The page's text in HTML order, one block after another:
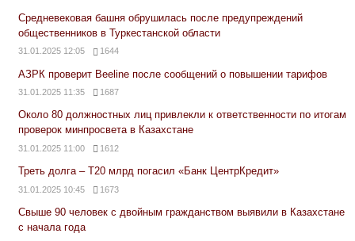
Средневековая башня обрушилась после предупреждений
общественников в Туркестанской области
31.01.2025 12:05 1644
АЗРК проверит Beeline после сообщений о повышении тарифов
31.01.2025 11:35 1687
Около 80 должностных лиц привлекли к ответственности по итогам
проверок минпросвета в Казахстане
31.01.2025 11:00 1612
Треть долга – Т20 млрд погасил «Банк ЦентрКредит»
31.01.2025 10:45 1673
Свыше 90 человек с двойным гражданством выявили в Казахстане
с начала года